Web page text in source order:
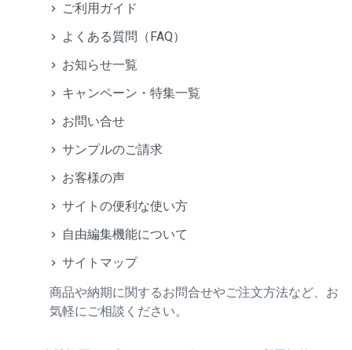
ご利用ガイド
よくある質問（FAQ）
お知らせ一覧
キャンペーン・特集一覧
お問い合せ
サンプルのご請求
お客様の声
サイトの便利な使い方
自由編集機能について
サイトマップ
商品や納期に関するお問合せやご注文方法など、お
気軽にご相談ください。